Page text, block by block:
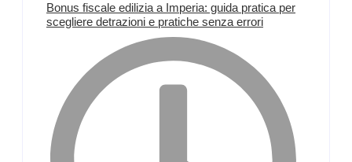
Bonus fiscale edilizia a Imperia: guida pratica per
scegliere detrazioni e pratiche senza errori